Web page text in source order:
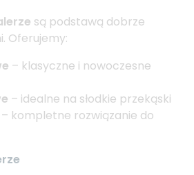
są podstawą dobrze
Oferujemy:
– klasyczne i nowoczesne
– idealne na słodkie przekąski
– kompletne rozwiązanie do